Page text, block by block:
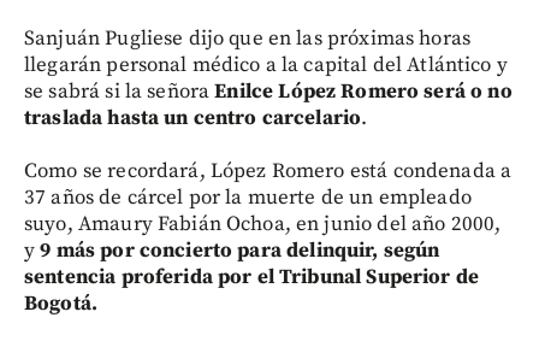
Sanjuán Pugliese dijo que en las próximas horas
llegarán personal médico a la capital del Atlántico y
se sabrá si la señoraEnilce López Romero será o no
traslada hasta un centro carcelario.
Como se recordará, López Romero está condenada a
37 años de cárcel por la muerte de un empleado
suyo, Amaury Fabián Ochoa, en junio del año 2000,
y9 más por concierto para delinquir, según
sentencia proferida por el Tribunal Superior de
Bogotá.